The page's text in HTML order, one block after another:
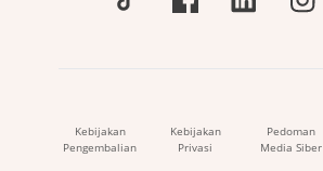
Kebijakan
Pengembalian
Kebijakan
Privasi
Pedoman
Media Siber